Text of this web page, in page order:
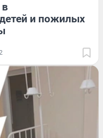
в
и пожилых